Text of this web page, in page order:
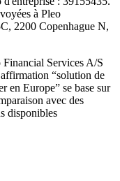
à Pleo
2200 Copenhague N,
Services A/S
“solution de
en Europe” se base sur
avec des
disponibles